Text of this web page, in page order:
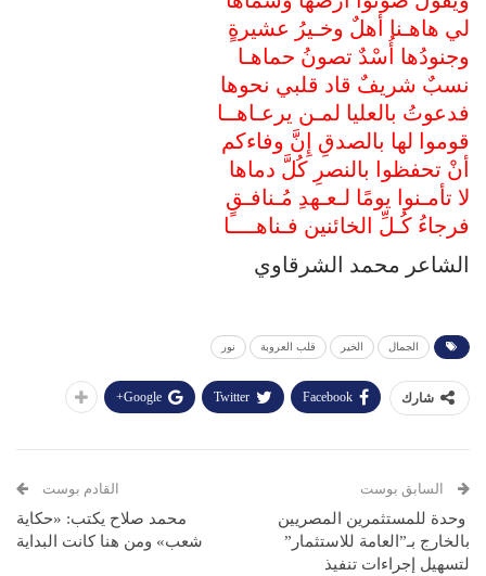
لي هاهـنا أهلٌ وخـيرُ عشيرةٍ
وجنودُها أُسْدٌ تصونُ حماهـا
نسبٌ شريفٌ قاد قلبي نحوها
فدعوتُ بالعليا لمـن يرعـاهــا
قوموا لها بالصدقِ إِنَّ وفاءكم
أنْ تحفظوا بالنصرِ كُلَّ دماها
لا تأمـنوا يومًا لـعـهدِ مُـنافـقٍ
فرجاءُ كُـلِّ الخائنين فـناهــــا
الشاعر محمد الشرقاوي
الجمال الخير قلب العروبة نور
شارك Facebook
Twitter
Google+
السابق بوست
وحدة للمستثمرين المصريين
بالخارج بـ”العامة للاستثمار”
لتسهيل إجراءات تنفيذ
القادم بوست
محمد صلاح يكتب: «حكاية
شعب» ومن هنا كانت البداية